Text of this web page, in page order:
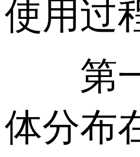
使用过
第一
体分布